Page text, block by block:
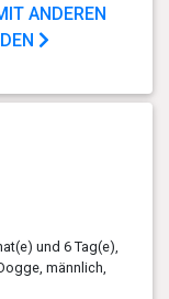
ANDEREN
und 6 Tag(e),
männlich,